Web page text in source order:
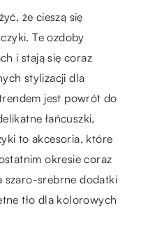
że cieszą się
Te ozdoby
i stają się coraz
stylizacji dla
jest powrót do
łańcuszki,
to akcesoria, które
okresie coraz
szaro-srebrne dodatki
tło dla kolorowych